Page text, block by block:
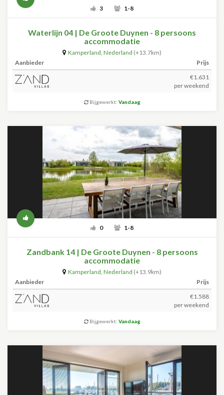
3 1-8
Waterlijn 04 | De Groote Duynen - 8 persoons
accommodatie
Kamperland, Nederland (+13.7km)
Aanbieder
Prijs
€1.631
per weekend
Bijgewerkt: Vandaag
0 1-8
Zandbank 14 | De Groote Duynen - 8 persoons
accommodatie
Kamperland, Nederland (+13.9km)
Aanbieder
Prijs
€1.588
per weekend
Bijgewerkt: Vandaag